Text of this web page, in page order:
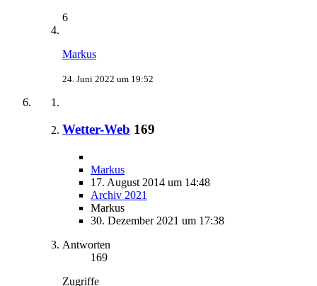
6
Markus
24. Juni 2022 um 19:52
Wetter-Web 169
Markus
17. August 2014 um 14:48
Archiv 2021
Markus
30. Dezember 2021 um 17:38
Antworten
169
Zugriffe